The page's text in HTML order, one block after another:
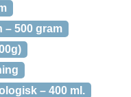
– 500 gram
– 400 ml.